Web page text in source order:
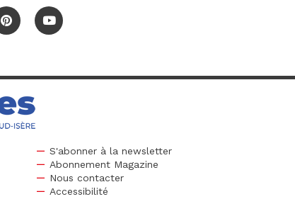
S'abonner à la newsletter
Abonnement Magazine
Nous contacter
Accessibilité